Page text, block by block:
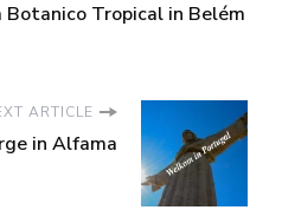
Botanico Tropical in Belém
ARTICLE
in Alfama